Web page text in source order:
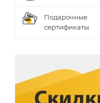
Подарочные
сертификаты